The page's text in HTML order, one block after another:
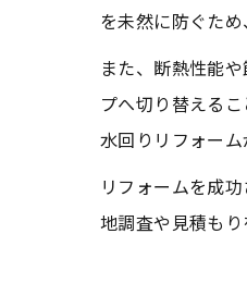
を未然に防ぐため
また、断熱性能
プへ切り替える
水回りリフォーム
リフォームを成
地調査や見積も